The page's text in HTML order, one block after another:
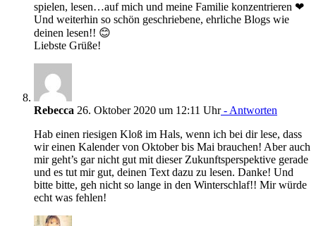
spielen, lesen…auf mich und meine Familie konzentrieren ❤
Und weiterhin so schön geschriebene, ehrliche Blogs wie
deinen lesen!! 😊
Liebste Grüße!
Rebecca 26. Oktober 2020 um 12:11 Uhr- Antworten
Hab einen riesigen Kloß im Hals, wenn ich bei dir lese, dass
wir einen Kalender von Oktober bis Mai brauchen! Aber auch
mir geht’s gar nicht gut mit dieser Zukunftsperspektive gerade
und es tut mir gut, deinen Text dazu zu lesen. Danke! Und
bitte bitte, geh nicht so lange in den Winterschlaf!! Mir würde
echt was fehlen!